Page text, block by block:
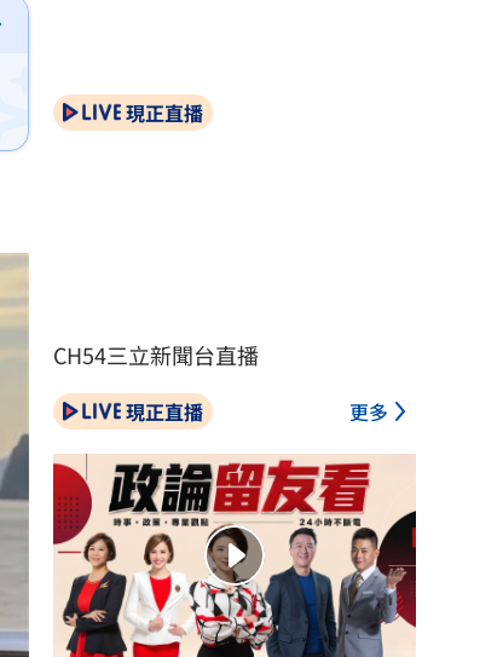
現正直播
CH54三立新聞台直播
現正直播 更多